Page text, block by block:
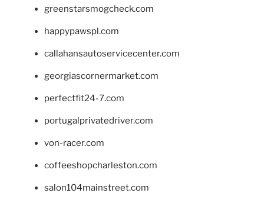
greenstarsmogcheck.com
happypawspl.com
callahansautoservicecenter.com
georgiascornermarket.com
perfectfit24-7.com
portugalprivatedriver.com
von-racer.com
coffeeshopcharleston.com
salon104mainstreet.com